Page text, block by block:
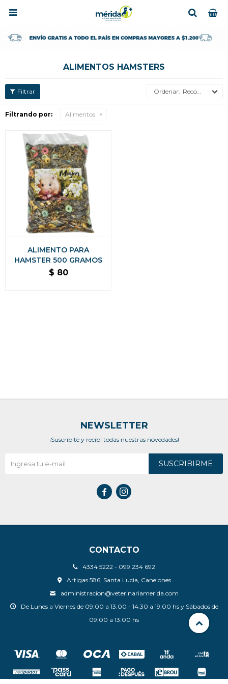

ALIMENTOS HAMSTERS
Recomendados
Filtrando por: Alimentos
ALIMENTO PARA
HAMSTER 500 GRAMOS
$ 80
CONTACTO
4334 5222 - 099 234 692
Artigas 586, Santa Lucia, Canelones
administracion@veterinariamerida.com
De Lunes a Viernes de 09:00 a 13:00 - 14:30 a 19:00 hs y Sábados de
09:00 a 13:00 hs
NEWSLETTER
¡Suscribite y recibí todas nuestras novedades!
SUSCRIBIRME
 